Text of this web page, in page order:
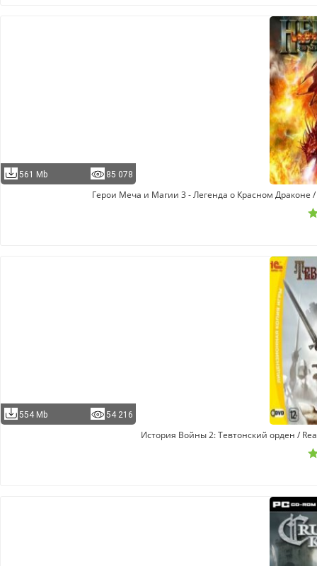
561 Mb 85 078
Герои Меча и Магии 3 - Легенда о Красном Драконе
554 Mb 54 216
История Войны 2: Тевтонский орден /